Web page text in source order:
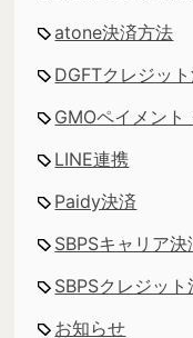
atone決済方法
DGFTクレジッ
GMOペイメント
LINE連携
Paidy決済
SBPSキャリア
SBPSクレジッ
お知らせ